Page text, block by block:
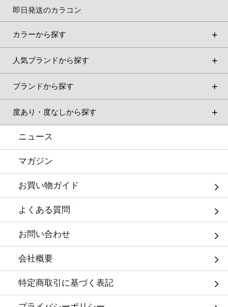
即日発送のカラコン
カラーから探す
人気ブランドから探す
ブランドから探す
度あり・度なしから探す
ニュース
マガジン
お買い物ガイド
よくある質問
お問い合わせ
会社概要
特定商取引に基づく表記